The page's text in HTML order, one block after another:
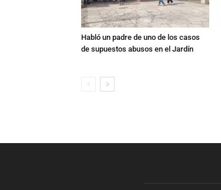
Habló un padre de uno de los casos
de supuestos abusos en el Jardín